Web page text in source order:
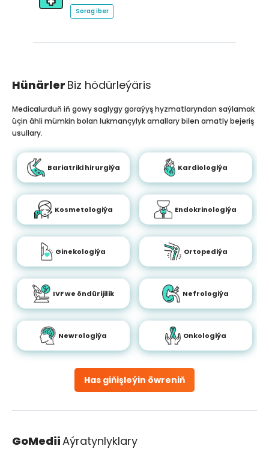
Sorag iber
Hünärler Biz hödürleýäris
Has giňişleýin öwreniň
Medicalurduň iň gowy saglygy goraýyş hyzmatlaryndan saýlamak
üçin ähli mümkin bolan lukmançylyk amallary bilen amatly bejeriş
usullary.
Bariatriki hirurgiýa Kardiologiýa
Kosmetologiýa Endokrinologiýa
Ginekologiýa Ortopediýa
IVF we öndürijilik Nefrologiýa
Newrologiýa Onkologiýa
GoMediiAýratynlyklary